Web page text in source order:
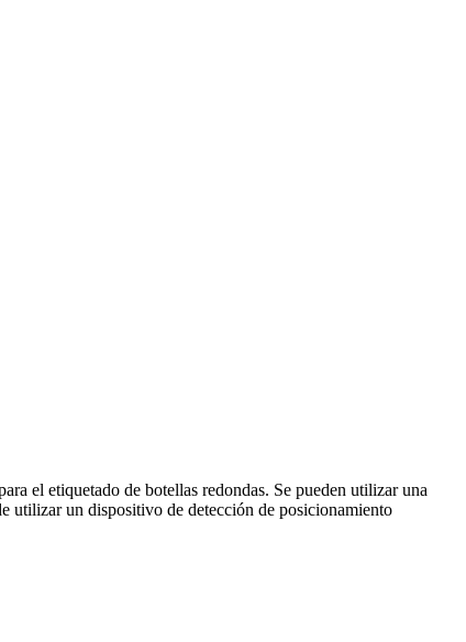
el etiquetado de botellas redondas. Se pueden utilizar una
utilizar un dispositivo de detección de posicionamiento